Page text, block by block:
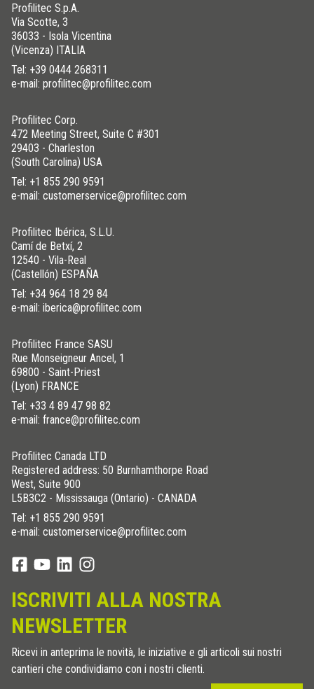
Profilitec S.p.A.
Via Scotte, 3
36033 - Isola Vicentina
(Vicenza) ITALIA
Tel: +39 0444 268311
e-mail: profilitec@profilitec.com
Profilitec Corp.
472 Meeting Street, Suite C #301
29403 - Charleston
(South Carolina) USA
Tel: +1 855 290 9591
e-mail: customerservice@profilitec.com
Profilitec Ibérica, S.L.U.
Camí de Betxí, 2
12540 - Vila-Real
(Castellón) ESPAÑA
Tel: +34 964 18 29 84
e-mail: iberica@profilitec.com
Profilitec France SASU
Rue Monseigneur Ancel, 1
69800 - Saint-Priest
(Lyon) FRANCE
Tel: +33 4 89 47 98 82
e-mail: france@profilitec.com
Profilitec Canada LTD
Registered address: 50 Burnhamthorpe Road
West, Suite 900
L5B3C2 - Mississauga (Ontario) - CANADA
Tel: +1 855 290 9591
e-mail: customerservice@profilitec.com
ISCRIVITI ALLA NOSTRA
NEWSLETTER
Ricevi in anteprima le novità, le iniziative e gli articoli sui nostri
cantieri che condividiamo con i nostri clienti.